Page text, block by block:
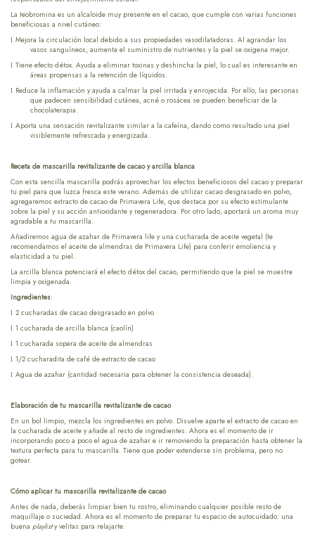
La teobromina es un alcaloide muy presente en el cacao, que cumple con varias funciones
beneficiosas a nivel cutáneo:
l Mejora la circulación local debido a sus propiedades vasodilatadoras. Al agrandar los
vasos sanguíneos, aumenta el suministro de nutrientes y la piel se oxigena mejor.
l Tiene efecto détox. Ayuda a eliminar toxinas y deshincha la piel, lo cual es interesante en
áreas propensas a la retención de líquidos.
l Reduce la inflamación y ayuda a calmar la piel irritada y enrojecida. Por ello, las personas
que padecen sensibilidad cutánea, acné o rosácea se pueden beneficiar de la
chocolaterapia.
l Aporta una sensación revitalizante similar a la cafeína, dando como resultado una piel
visiblemente refrescada y energizada.
Receta de mascarilla revitalizante de cacao y arcilla blanca
Con esta sencilla mascarilla podrás aprovechar los efectos beneficiosos del cacao y preparar
tu piel para que luzca fresca este verano. Además de utilizar cacao desgrasado en polvo,
agregaremos extracto de cacao de Primavera Life, que destaca por su efecto estimulante
sobre la piel y su acción antioxidante y regeneradora. Por otro lado, aportará un aroma muy
agradable a tu mascarilla.
Añadiremos agua de azahar de Primavera life y una cucharada de aceite vegetal (te
recomendamos el aceite de almendras de Primavera Life) para conferir emoliencia y
elasticidad a tu piel.
La arcilla blanca potenciará el efecto détox del cacao, permitiendo que la piel se muestre
limpia y oxigenada.
Ingredientes:
l 2 cucharadas de cacao desgrasado en polvo
l 1 cucharada de arcilla blanca (caolín)
l 1 cucharada sopera de aceite de almendras
l 1/2 cucharadita de café de extracto de cacao
l Agua de azahar (cantidad necesaria para obtener la consistencia deseada).
Elaboración de tu mascarilla revitalizante de cacao
En un bol limpio, mezcla los ingredientes en polvo. Disuelve aparte el extracto de cacao en
la cucharada de aceite y añade al resto de ingredientes. Ahora es el momento de ir
incorporando poco a poco el agua de azahar e ir removiendo la preparación hasta obtener la
textura perfecta para tu mascarilla. Tiene que poder extenderse sin problema, pero no
gotear.
Cómo aplicar tu mascarilla revitalizante de cacao
Antes de nada, deberás limpiar bien tu rostro, eliminando cualquier posible resto de
maquillaje o suciedad. Ahora es el momento de preparar tu espacio de autocuidado: una
buena playlisty velitas para relajarte.